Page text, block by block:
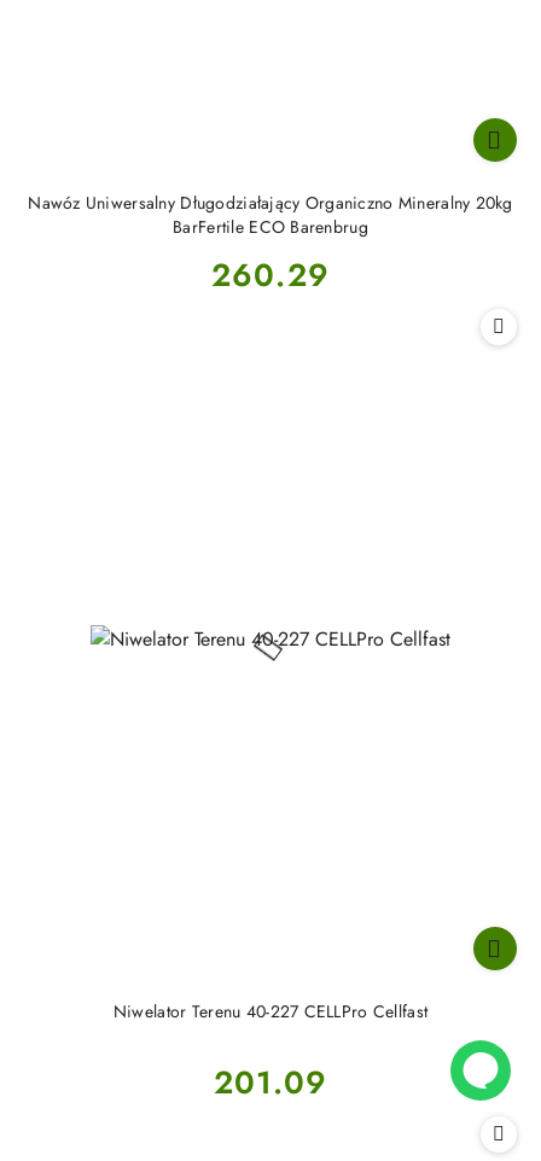
Nawóz Uniwersalny Długodziałający Organiczno Mineralny 20kg
BarFertile ECO Barenbrug
Cena:
260.29
Niwelator Terenu 40-227 CELLPro Cellfast
Cena:
201.09